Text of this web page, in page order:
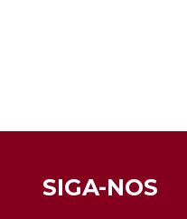
SIGA-NOS